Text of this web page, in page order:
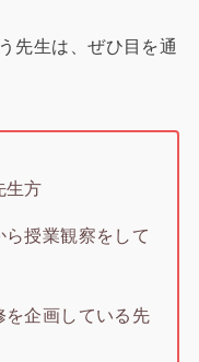
先生は、ぜひ目を通
生方
授業観察をして
を企画している先